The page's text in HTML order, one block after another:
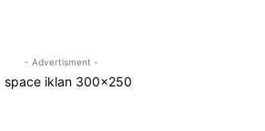
- Advertisment -